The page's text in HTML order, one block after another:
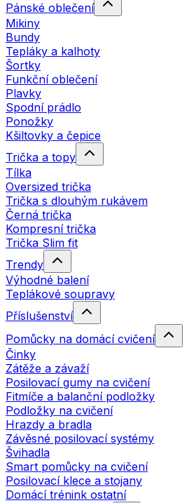
Pánské oblečení
Mikiny
Bundy
Tepláky a kalhoty
Šortky
Funkční oblečení
Plavky
Spodní prádlo
Ponožky
Kšiltovky a čepice
Trička a topy
Tílka
Oversized trička
Trička s dlouhým rukávem
Černá trička
Kompresní trička
Trička Slim fit
Trendy
Výhodné balení
Teplákové soupravy
Příslušenství
Pomůcky na domácí cvičení
Činky
Zátěže a závaží
Posilovací gumy na cvičení
Fitmíče a balanční podložky
Podložky na cvičení
Hrazdy a bradla
Závěsné posilovací systémy
Švihadla
Smart pomůcky na cvičení
Posilovací klece a stojany
Domácí trénink ostatní